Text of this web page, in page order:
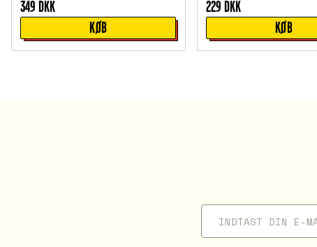
349 DKK
KØB
229 DKK
KØB